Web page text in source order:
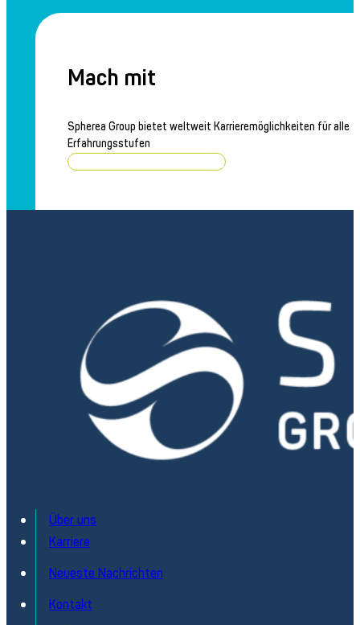
Mach mit
Spherea Group bietet weltweit Karrieremöglichkeiten für alle
Erfahrungsstufen
Stellenangebote durchsuchen
Über uns
Karriere
Neueste Nachrichten
Kontakt